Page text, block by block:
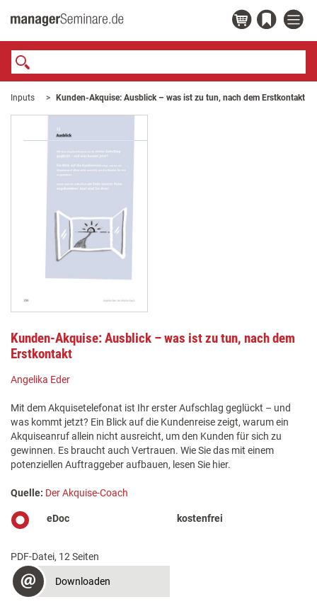
Inputs Kunden-Akquise: Ausblick – was ist zu tun, nach dem Erstkontakt
Kunden-Akquise: Ausblick – was ist zu tun, nach dem
Erstkontakt
Angelika Eder
Mit dem Akquisetelefonat ist Ihr erster Aufschlag geglückt – und
was kommt jetzt? Ein Blick auf die Kundenreise zeigt, warum ein
Akquiseanruf allein nicht ausreicht, um den Kunden für sich zu
gewinnen. Es braucht auch Vertrauen. Wie Sie das mit einem
potenziellen Auftraggeber aufbauen, lesen Sie hier.
Quelle: Der Akquise-Coach
eDoc kostenfrei
PDF-Datei, 12 Seiten
Downloaden